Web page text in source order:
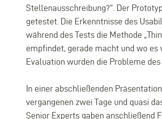
Stellenausschreibung?“. Der
getestet. Die Erkenntnisse des
während des Tests die Methode
empfindet, gerade macht und wo
Evaluation wurden die Probleme
In einer abschließenden
vergangenen zwei Tage und quasi
Senior Experts gaben anschließend